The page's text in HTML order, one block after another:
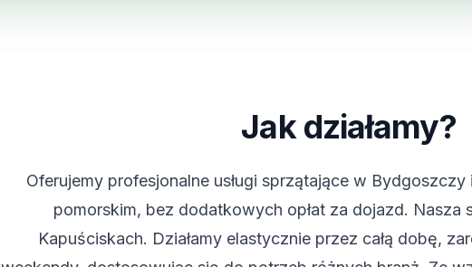
Jak działamy?
Oferujemy profesjonalne usługi sprzątające w
pomorskim, bez dodatkowych opłat za dojazd. Nasza
Kapuściskach. Działamy elastycznie przez całą dobę,